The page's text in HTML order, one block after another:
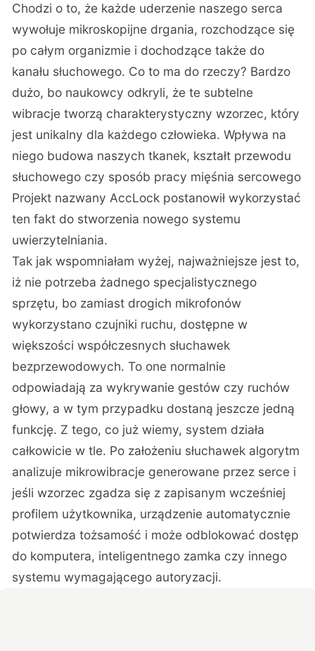
Chodzi o to, że każde uderzenie naszego serca
wywołuje mikroskopijne drgania, rozchodzące się
po całym organizmie i dochodzące także do
kanału słuchowego. Co to ma do rzeczy? Bardzo
dużo, bo naukowcy odkryli, że te subtelne
wibracje tworzą charakterystyczny wzorzec, który
jest unikalny dla każdego człowieka. Wpływa na
niego budowa naszych tkanek, kształt przewodu
słuchowego czy sposób pracy mięśnia sercowego
Projekt nazwany AccLock postanowił wykorzystać
ten fakt do stworzenia nowego systemu
uwierzytelniania.
Tak jak wspomniałam wyżej, najważniejsze jest to,
iż nie potrzeba żadnego specjalistycznego
sprzętu, bo zamiast drogich mikrofonów
wykorzystano czujniki ruchu, dostępne w
większości współczesnych słuchawek
bezprzewodowych. To one normalnie
odpowiadają za wykrywanie gestów czy ruchów
głowy, a w tym przypadku dostaną jeszcze jedną
funkcję. Z tego, co już wiemy, system działa
całkowicie w tle. Po założeniu słuchawek algorytm
analizuje mikrowibracje generowane przez serce i
jeśli wzorzec zgadza się z zapisanym wcześniej
profilem użytkownika, urządzenie automatycznie
potwierdza tożsamość i może odblokować dostęp
do komputera, inteligentnego zamka czy innego
systemu wymagającego autoryzacji.